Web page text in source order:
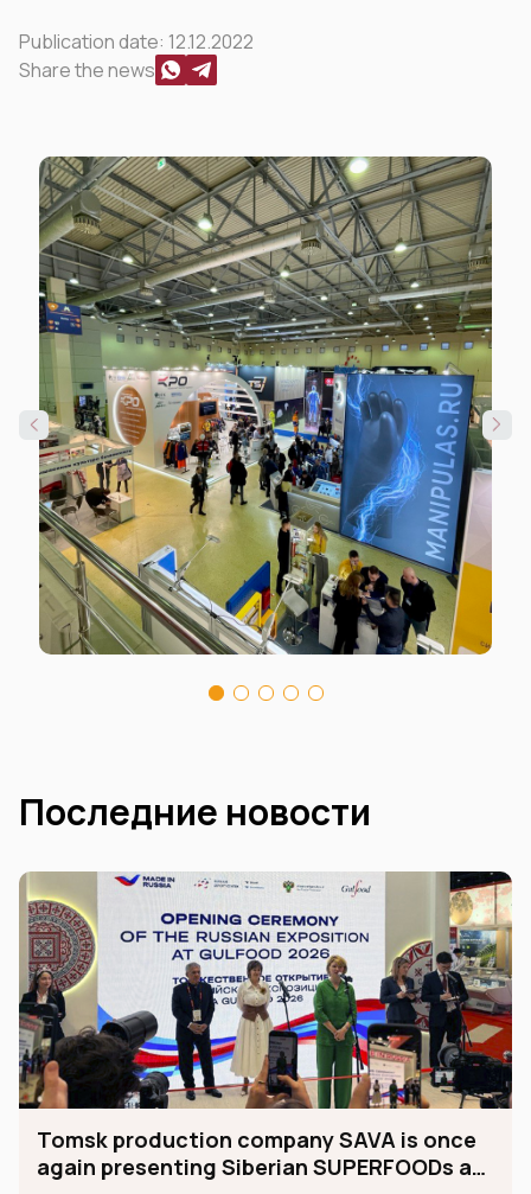
Publication date: 12.12.2022
Share the news
Последние новости
Tomsk production company SAVA is once
again presenting Siberian SUPERFOODs at